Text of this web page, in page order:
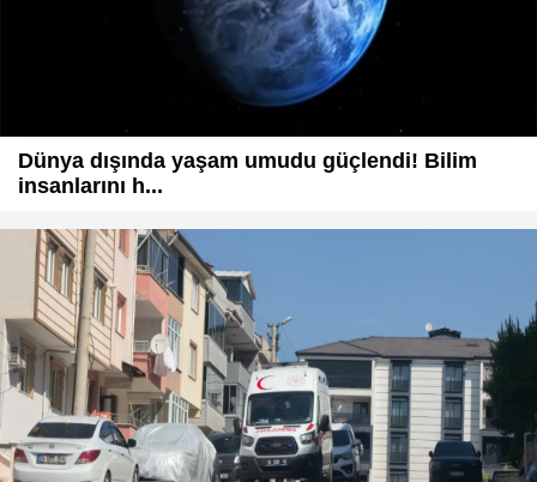
Dünya dışında yaşam umudu güçlendi! Bilim
insanlarını h...